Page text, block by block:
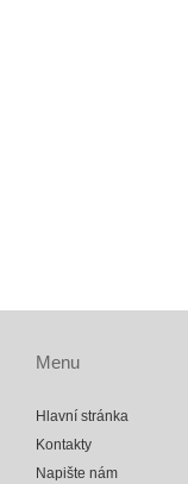
Menu
Hlavní stránka
Kontakty
Napište nám